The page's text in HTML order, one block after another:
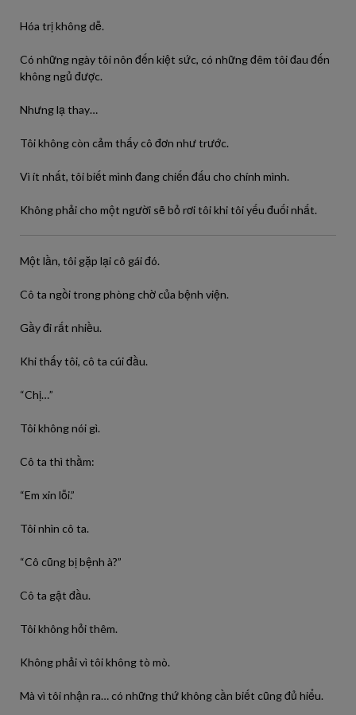
Hóa trị không dễ.
Có những ngày tôi nôn đến kiệt sức, có những đêm tôi đau đến
không ngủ được.
Nhưng lạ thay…
Tôi không còn cảm thấy cô đơn như trước.
Vì ít nhất, tôi biết mình đang chiến đấu cho chính mình.
Không phải cho một người sẽ bỏ rơi tôi khi tôi yếu đuối nhất.
Một lần, tôi gặp lại cô gái đó.
Cô ta ngồi trong phòng chờ của bệnh viện.
Gầy đi rất nhiều.
Khi thấy tôi, cô ta cúi đầu.
“Chị…”
Tôi không nói gì.
Cô ta thì thầm:
“Em xin lỗi.”
Tôi nhìn cô ta.
“Cô cũng bị bệnh à?”
Cô ta gật đầu.
Tôi không hỏi thêm.
Không phải vì tôi không tò mò.
Mà vì tôi nhận ra… có những thứ không cần biết cũng đủ hiểu.